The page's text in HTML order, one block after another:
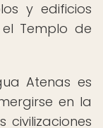
y edificios
Templo de
Atenas es
en la